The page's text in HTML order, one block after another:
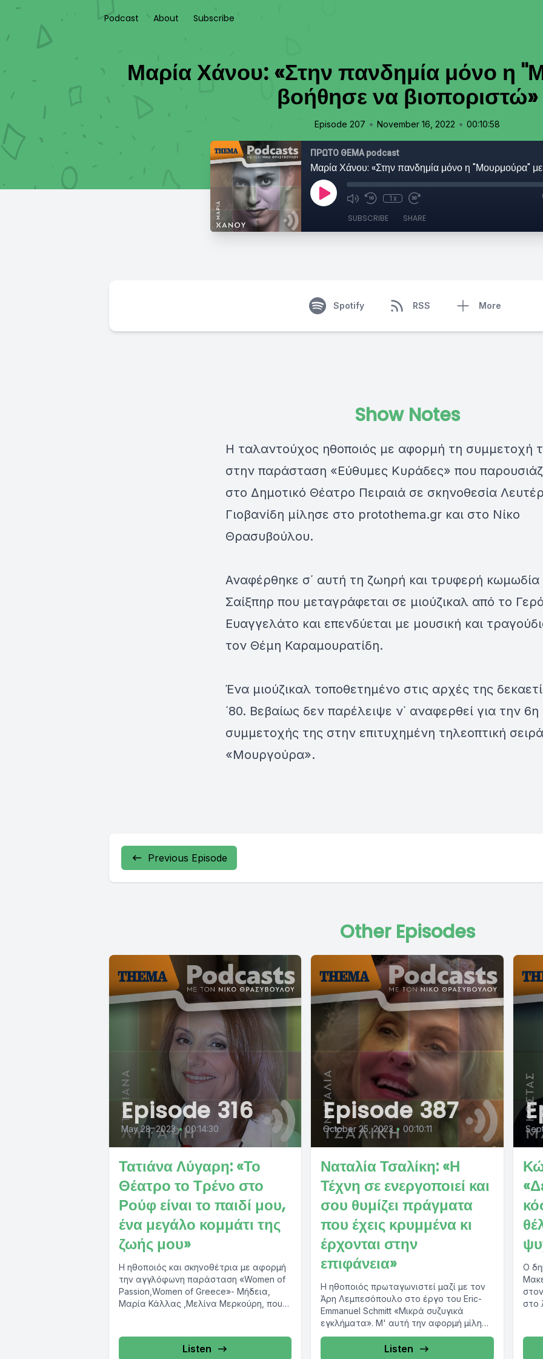
Podcast About Subscribe
Μαρία Χάνου: «Στην πανδημία μόνο η
βοήθησε να βιοποριστώ»
Episode 207 • November 16, 2022 • 00:10:58
ΠΡΩΤΟ ΘΕΜΑ podcast
1x
SUBSCRIBE SHARE
Spotify RSS More
Show Notes
Η ταλαντούχος ηθοποιός με αφορμή τη συμμετοχή
στην παράσταση «Εύθυμες Κυράδες» που
στο Δημοτικό Θέατρο Πειραιά σε σκηνοθεσία
Γιοβανίδη μίλησε στο protothema.gr και στο Νίκο
Θρασυβούλου.
Αναφέρθηκε σ΄ αυτή τη ζωηρή και τρυφερή κωμωδία
Σαίξπηρ που μεταγράφεται σε μιούζικαλ από το
Ευαγγελάτο και επενδύεται με μουσική και
τον Θέμη Καραμουρατίδη.
Ένα μιούζικαλ τοποθετημένο στις αρχές της
΄80. Βεβαίως δεν παρέλειψε ν΄ αναφερθεί για την 6η
συμμετοχής της στην επιτυχημένη τηλεοπτική σειρά
«Μουργούρα».
Previous Episode
Other Episodes
Episode 316
May 28, 2023 • 00:14:30
Τατιάνα Λύγαρη: «Το
Θέατρο το Τρένο στο
Ρούφ είναι το παιδί μου,
ένα μεγάλο κομμάτι της
ζωής μου»
Η ηθοποιός και σκηνοθέτρια με αφορμή
την αγγλόφωνη παράσταση «Women of
Passion,Women of Greece»- Μήδεια,
Μαρία Κάλλας ,Μελίνα Μερκούρη, που
Listen
Episode 387
October 25, 2023 • 00:10:11
Ναταλία Τσαλίκη: «Η
Τέχνη σε ενεργοποιεί και
σου θυμίζει πράγματα
που έχεις κρυμμένα κι
έρχονται στην
επιφάνεια»
Η ηθοποιός πρωταγωνιστεί μαζί με τον
Άρη Λεμπεσόπουλο στο έργο του Eric-
Emmanuel Schmitt «Mικρά συζυγικά
εγκλήματα». Μ' αυτή την αφορμή μίλησε
στο protothema.gr και...
Listen
Ο
στο